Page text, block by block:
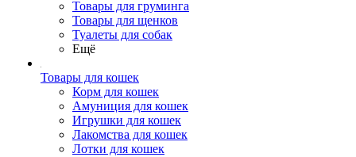
Товары для груминга
Товары для щенков
Туалеты для собак
Ещё
Товары для кошек
Корм для кошек
Амуниция для кошек
Игрушки для кошек
Лакомства для кошек
Лотки для кошек